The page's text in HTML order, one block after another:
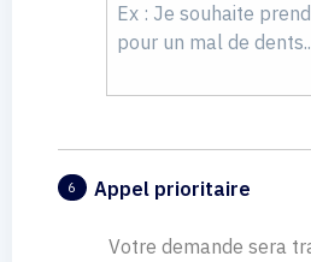
6 Appel prioritaire
Votre demande sera